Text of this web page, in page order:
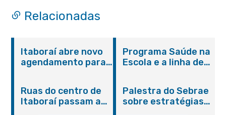
Relacionadas
Itaboraí abre novo
agendamento para
Programa Saúde na
Escola e a linha de
promovem
conscientização
Ruas do centro de
Itaboraí passam a
Palestra do Sebrae
sobre estratégias